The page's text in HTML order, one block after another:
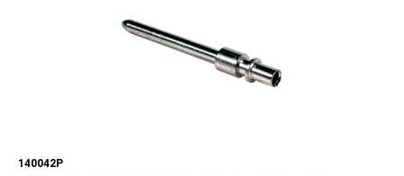
140042P